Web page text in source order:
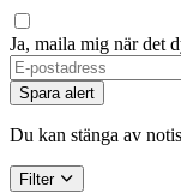
Ja, maila mig när det
Spara alert
Du kan stänga av
Filter